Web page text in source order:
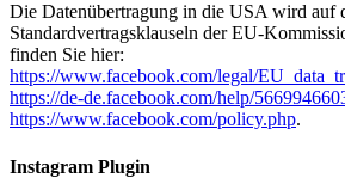
Die Datenübertragung in die USA wird auf
Standardvertragsklauseln der EU-
finden Sie hier:
https://www.facebook.com/legal/
https://de-de.facebook.com/help/
https://www.facebook.com/policy.php.
Instagram Plugin